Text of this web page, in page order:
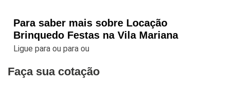
Para saber mais sobre Locação
Brinquedo Festas na Vila Mariana
Ligue paraou paraou
Faça sua cotação